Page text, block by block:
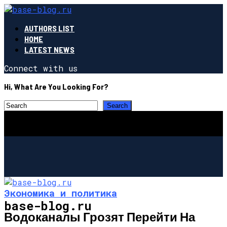
AUTHORS LIST
HOME
LATEST NEWS
Connect with us
Hi, What Are You Looking For?
base-blog.ru
Экономика и политика
Водоканалы Грозят Перейти На